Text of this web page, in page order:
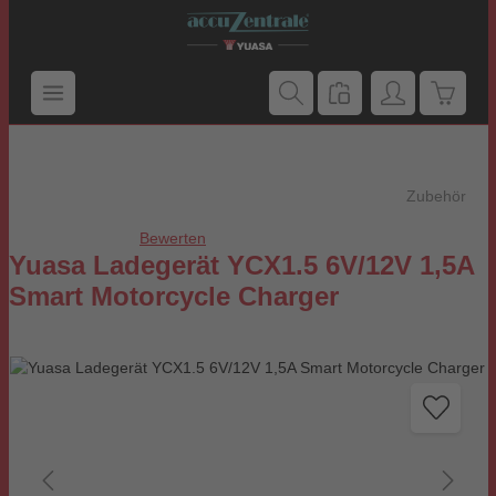
Zum Hauptinhalt springen
Zubehör
Durchschnittliche Bewertung von 0 von 5 Sternen
Bewerten
Yuasa Ladegerät YCX1.5 6V/12V 1,5A
Smart Motorcycle Charger
Bildergalerie überspringen